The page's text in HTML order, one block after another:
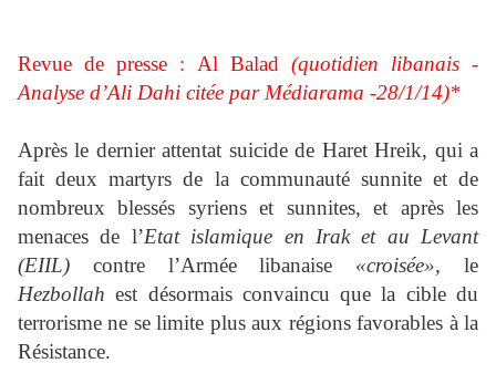
Revue de presse : Al Balad (quotidien libanais-
Analyse d’Ali Dahi citée par Médiarama -28/1/14)*
Après le dernier attentat suicide de Haret Hreik, qui a
fait deux martyrs de la communauté sunnite et de
nombreux blessés syriens et sunnites, et après les
menaces de l’Etat islamique en Irak et au Levant
(EIIL) contre l’Armée libanaise «croisée», le
Hezbollah est désormais convaincu que la cible du
terrorisme ne se limite plus aux régions favorables à la
Résistance.